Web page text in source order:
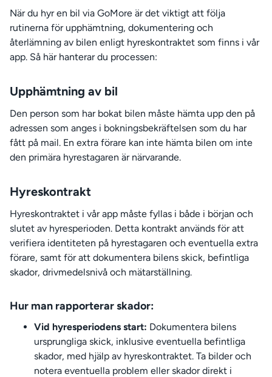
När du hyr en bil via GoMore är det viktigt att följa
rutinerna för upphämtning, dokumentering och
återlämning av bilen enligt hyreskontraktet som finns i vår
app. Så här hanterar du processen:
Upphämtning av bil
Den person som har bokat bilen måste hämta upp den på
adressen som anges i bokningsbekräftelsen som du har
fått på mail. En extra förare kan inte hämta bilen om inte
den primära hyrestagaren är närvarande.
Hyreskontrakt
Hyreskontraktet i vår app måste fyllas i både i början och
slutet av hyresperioden. Detta kontrakt används för att
verifiera identiteten på hyrestagaren och eventuella extra
förare, samt för att dokumentera bilens skick, befintliga
skador, drivmedelsnivå och mätarställning.
Hur man rapporterar skador:
Vid hyresperiodens start: Dokumentera bilens
ursprungliga skick, inklusive eventuella befintliga
skador, med hjälp av hyreskontraktet. Ta bilder och
notera eventuella problem eller skador direkt i